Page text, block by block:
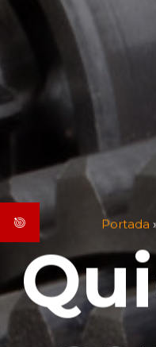
Portada